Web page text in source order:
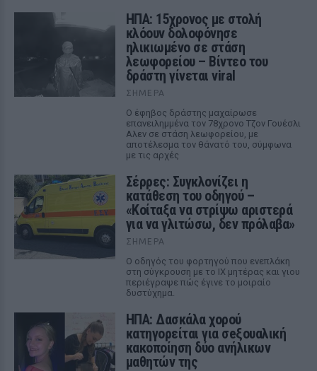
ΗΠΑ: 15χρονος με στολή
κλόουν δολοφόνησε
ηλικιωμένο σε στάση
λεωφορείου – Βίντεο του
δράστη γίνεται viral
ΣΉΜΕΡΑ
Ο έφηβος δράστης μαχαίρωσε
επανειλημμένα τον 78χρονο Τζον Γουέσλι
Αλεν σε στάση λεωφορείου, με
αποτέλεσμα τον θάνατό του, σύμφωνα
με τις αρχές
Σέρρες: Συγκλονίζει η
κατάθεση του οδηγού –
«Κοίταξα να στρίψω αριστερά
για να γλιτώσω, δεν πρόλαβα»
ΣΉΜΕΡΑ
Ο οδηγός του φορτηγού που ενεπλάκη
στη σύγκρουση με το ΙΧ μητέρας και γιου
περιέγραψε πώς έγινε το μοιραίο
δυστύχημα.
ΗΠΑ: Δασκάλα χορού
κατηγορείται για σeξουαλική
κακοποίηση δύο ανήλικων
μαθητών της